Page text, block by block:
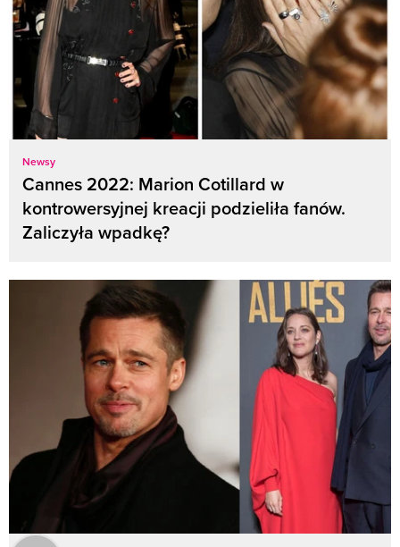
Newsy
Cannes 2022: Marion Cotillard w
kontrowersyjnej kreacji podzieliła fanów.
Zaliczyła wpadkę?